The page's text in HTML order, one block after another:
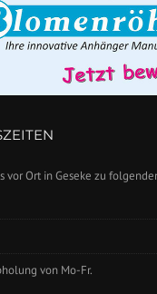
vor Ort in Geseke zu
von Mo-Fr.